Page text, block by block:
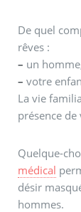
De quel
rêves :
– un
– votre
La vie
présence
Quelque-
médical
désir
hommes.